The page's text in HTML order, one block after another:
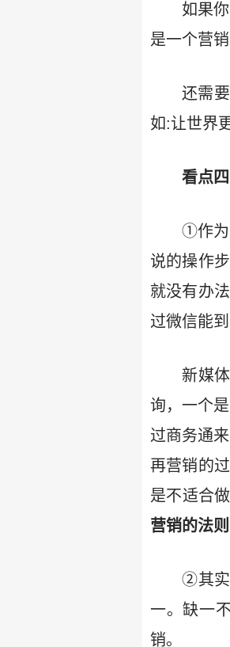
如果
是一个营
还需
如:让世界
看点
①作为
说的操作
就没有办
过微信能
新媒
询，一个
过商务通
再营销的
是不适合
营销的法
②其实
一。缺一
销。